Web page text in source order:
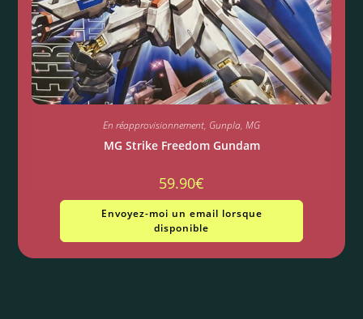
En réapprovisionnement, Gunpla, MG
MG Strike Freedom Gundam
59.90€
Envoyez-moi un email lorsque
disponible